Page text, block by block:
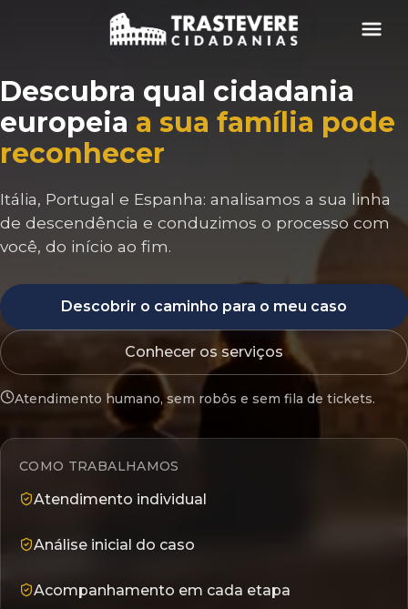
Menu
Descubra qual cidadania
europeia a sua família pode
reconhecer
Itália, Portugal e Espanha: analisamos a sua linha
de descendência e conduzimos o processo com
você, do início ao fim.
Descobrir o caminho para o meu caso
Conhecer os serviços
Atendimento humano, sem robôs e sem fila de tickets.
COMO TRABALHAMOS
Atendimento individual
Análise inicial do caso
Acompanhamento em cada etapa